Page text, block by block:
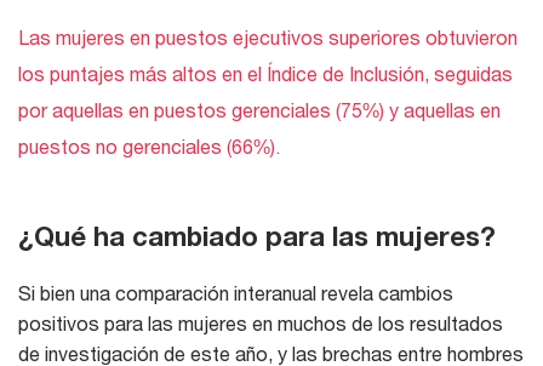
Las mujeres en puestos ejecutivos superiores obtuvieron
los puntajes más altos en el Índice de Inclusión, seguidas
por aquellas en puestos gerenciales (75%) y aquellas en
puestos no gerenciales (66%).
¿Qué ha cambiado para las mujeres?
Si bien una comparación interanual revela cambios
positivos para las mujeres en muchos de los resultados
de investigación de este año, y las brechas entre hombres